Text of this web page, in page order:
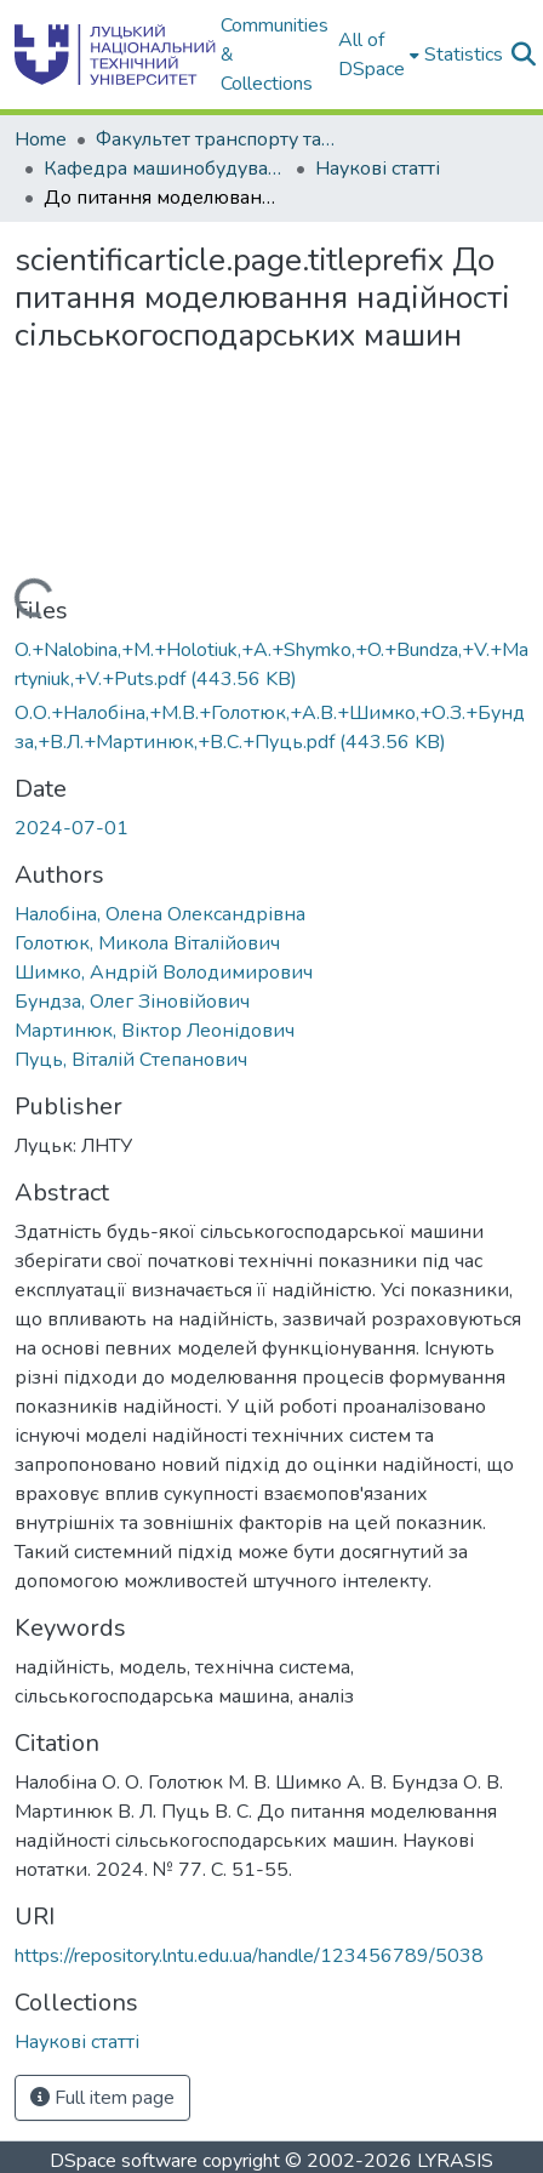
Communities
&
Collections
All of
DSpace
Statistics
Home
Факультет транспорту та інженерії
Кафедра машинобудування
Наукові статті
До питання моделювання надійності сільськогосподарських машин
scientificarticle.page.titleprefix До
питання моделювання надійності
сільськогосподарських машин
Loading...
Files
O.+Nalobina,+M.+Holotiuk,+A.+Shymko,+O.+Bundza,+V.+Ma
rtyniuk,+V.+Puts.pdf(443.56 KB)
О.О.+Налобіна,+М.В.+Голотюк,+А.В.+Шимко,+О.З.+Бунд
за,+В.Л.+Мартинюк,+В.С.+Пуць.pdf(443.56 KB)
Date
2024-07-01
Authors
Налобіна, Олена Олександрівна
Голотюк, Микола Віталійович
Шимко, Андрій Володимирович
Бундза, Олег Зіновійович
Мартинюк, Віктор Леонідович
Пуць, Віталій Степанович
Publisher
Луцьк: ЛНТУ
Abstract
Здатність будь-якої сільськогосподарської машини
зберігати свої початкові технічні показники під час
експлуатації визначається її надійністю. Усі показники,
що впливають на надійність, зазвичай розраховуються
на основі певних моделей функціонування. Існують
різні підходи до моделювання процесів формування
показників надійності. У цій роботі проаналізовано
існуючі моделі надійності технічних систем та
запропоновано новий підхід до оцінки надійності, що
враховує вплив сукупності взаємопов'язаних
внутрішніх та зовнішніх факторів на цей показник.
Такий системний підхід може бути досягнутий за
допомогою можливостей штучного інтелекту.
Keywords
надійність, модель, технічна система,
сільськогосподарська машина, аналіз
Citation
Налобіна О. О. Голотюк М. В. Шимко А. В. Бундза О. В.
Мартинюк В. Л. Пуць В. С. До питання моделювання
надійності сільськогосподарських машин. Наукові
нотатки. 2024. № 77. С. 51-55.
URI
https://repository.lntu.edu.ua/handle/123456789/5038
Collections
Наукові статті
Full item page
DSpace software copyright © 2002-2026 LYRASIS